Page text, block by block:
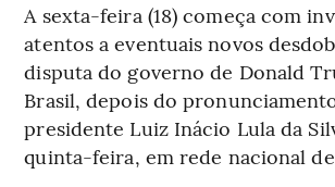
A sexta-feira (18) começa com
atentos a eventuais novos
disputa do governo de Donald
Brasil, depois do
presidente Luiz Inácio Lula da
quinta-feira, em rede nacional